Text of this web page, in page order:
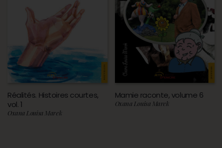
Réalités. Histoires courtes,
vol. 1
Oxana Louisa Marek
Mamie raconte, volume 6
Oxana Louisa Marek